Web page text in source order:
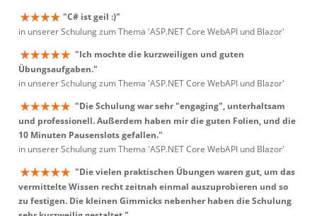
"C# ist geil :)"
in unserer Schulung zum Thema 'ASP.NET Core WebAPI und Blazor'
"Ich mochte die kurzweiligen und guten
Übungsaufgaben."
in unserer Schulung zum Thema 'ASP.NET Core WebAPI und Blazor'
"Die Schulung war sehr "engaging", unterhaltsam
und professionell. Außerdem haben mir die guten Folien, und die
10 Minuten Pausenslots gefallen."
in unserer Schulung zum Thema 'ASP.NET Core WebAPI und Blazor'
"Die vielen praktischen Übungen waren gut, um das
vermittelte Wissen recht zeitnah einmal auszuprobieren und so
zu festigen. Die kleinen Gimmicks nebenher haben die Schulung